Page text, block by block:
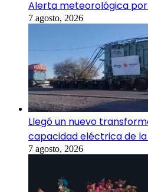
Alerta meteorológica
7 agosto, 2026
Llegó un nuevo
capacidad eléctrica de
7 agosto, 2026